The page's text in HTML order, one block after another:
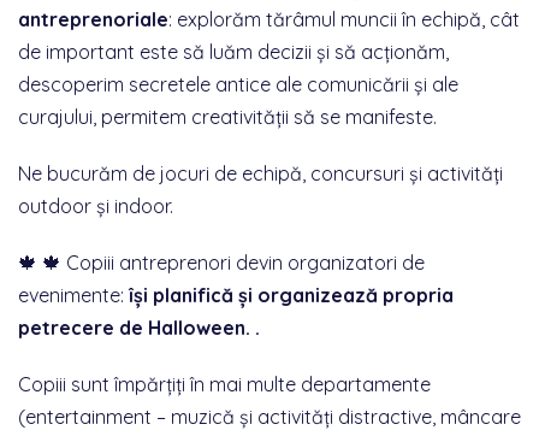
antreprenoriale: explorăm tărâmul muncii în echipă, cât
de important este să luăm decizii și să acționăm,
descoperim secretele antice ale comunicării și ale
curajului, permitem creativității să se manifeste.
Ne bucurăm de jocuri de echipă, concursuri și activități
outdoor și indoor.
🍁 🍁 Copiii antreprenori devin organizatori de
evenimente: își planifică și organizează propria
petrecere de Halloween. .
Copiii sunt împărțiți în mai multe departamente
(entertainment – muzică și activități distractive, mâncare